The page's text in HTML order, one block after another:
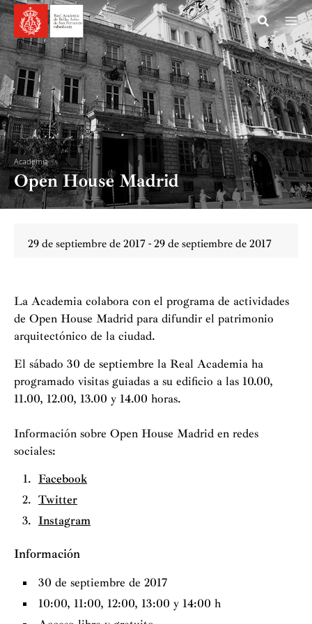
Ir
al
contenido
Academia
Open House Madrid
29 de septiembre de 2017 - 29 de septiembre de 2017
La Academia colabora con el programa de actividades
de Open House Madrid para difundir el patrimonio
arquitectónico de la ciudad.
El sábado 30 de septiembre la Real Academia ha
programado visitas guiadas a su edificio a las 10.00,
11.00, 12.00, 13.00 y 14.00 horas.
Información sobre Open House Madrid en redes
sociales:
Facebook
Twitter
Instagram
Información
30 de septiembre de 2017
10:00, 11:00, 12:00, 13:00 y 14:00 h